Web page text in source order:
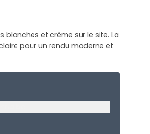
blanches et crème sur le site. La
pour un rendu moderne et